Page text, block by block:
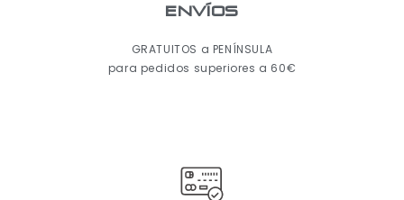
ENVÍOS
GRATUITOS a PENÍNSULA
para pedidos superiores a 60€